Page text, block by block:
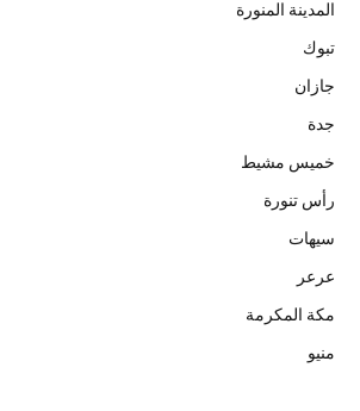
المدينة المنورة
تبوك
جازان
جدة
خميس مشيط
رأس تنورة
سيهات
عرعر
مكة المكرمة
منيو